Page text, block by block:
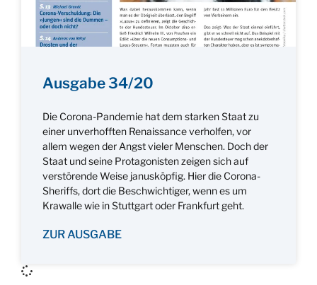
Ausgabe 34/20
Die Corona-Pandemie hat dem starken Staat zu
einer unverhofften Renaissance verholfen, vor
allem wegen der Angst vieler Menschen. Doch der
Staat und seine Protagonisten zeigen sich auf
verstörende Weise janusköpfig. Hier die Corona-
Sheriffs, dort die Beschwichtiger, wenn es um
Krawalle wie in Stuttgart oder Frankfurt geht.
ZUR AUSGABE